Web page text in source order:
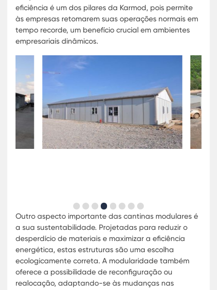
As cantinas modulares da Karmod são
com materiais de alta qualidade, garantindo
durabilidade e resistência. O processo de
pré-fabricada permite uma montagem rápida e
menos disruptiva, reduzindo significativamente o
tempo de inatividade no local de trabalho. Esta
eficiência é um dos pilares da Karmod, pois
às empresas retomarem suas operações
tempo recorde, um benefício crucial em
empresariais dinâmicos.